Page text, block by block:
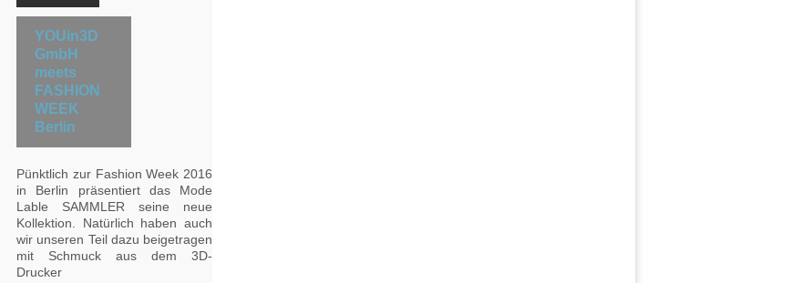
YOUin3D
GmbH
meets
FASHION
WEEK
Berlin
Pünktlich zur Fashion Week 2016
in Berlin präsentiert das Mode
Lable SAMMLER seine neue
Kollektion. Natürlich haben auch
wir unseren Teil dazu beigetragen
mit Schmuck aus dem 3D-
Drucker